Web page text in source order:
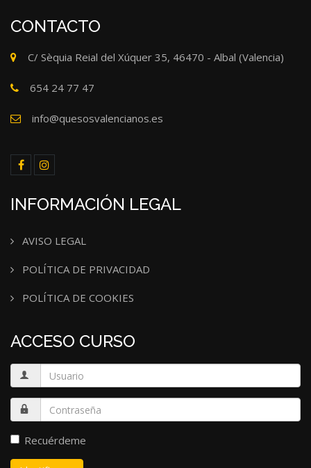
CONTACTO
C/ Sèquia Reial del Xúquer 35, 46470 - Albal (Valencia)
654 24 77 47
info@quesosvalencianos.es
INFORMACIÓN LEGAL
AVISO LEGAL
POLÍTICA DE PRIVACIDAD
POLÍTICA DE COOKIES
ACCESO CURSO
Recuérdeme